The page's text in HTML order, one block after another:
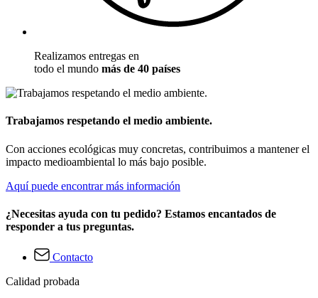
Realizamos entregas en
todo el mundo más de 40 países
Trabajamos respetando el medio ambiente.
Con acciones ecológicas muy concretas, contribuimos a mantener el
impacto medioambiental lo más bajo posible.
Aquí puede encontrar más información
¿Necesitas ayuda con tu pedido? Estamos encantados de
responder a tus preguntas.
Contacto
Calidad probada